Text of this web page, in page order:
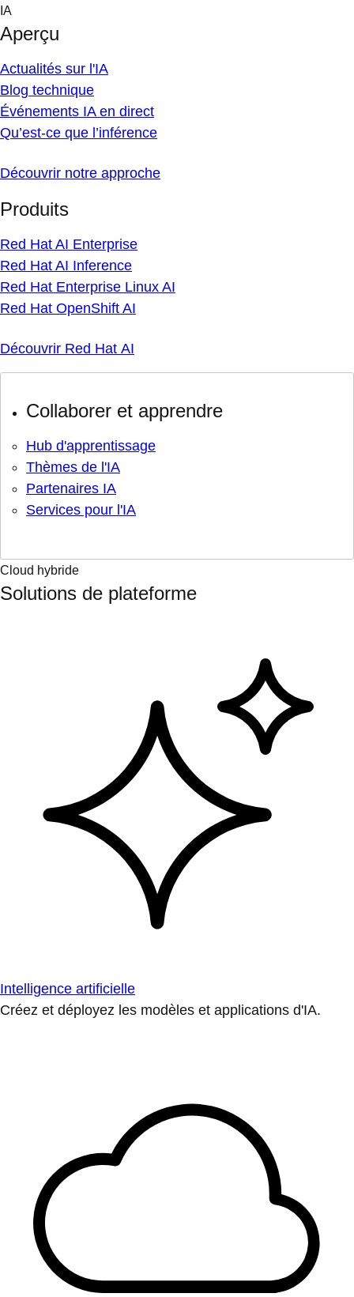
Skip
content
IA
Aperçu
Actualités sur l'IA
Blog technique
Événements IA en direct
Qu’est-ce que l’inférence
Découvrir notre approche
Produits
Red Hat AI Enterprise
Red Hat AI Inference
Red Hat Enterprise Linux AI
Red Hat OpenShift AI
Découvrir Red Hat AI
Collaborer et apprendre
Hub d'apprentissage
Thèmes de l'IA
Partenaires IA
Services pour l'IA
Cloud hybride
Solutions de plateforme
Intelligence artificielle
Créez et déployez les modèles et applications d'IA.